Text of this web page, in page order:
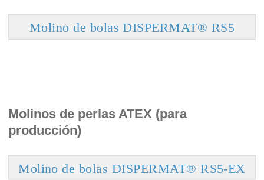
Molino de bolas DISPERMAT® RS5
Molinos de perlas ATEX (para
producción)
Molino de bolas DISPERMAT® RS5-EX